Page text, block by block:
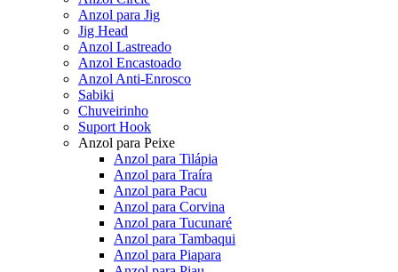
Anzol para Jig
Jig Head
Anzol Lastreado
Anzol Encastoado
Anzol Anti-Enrosco
Sabiki
Chuveirinho
Suport Hook
Anzol para Peixe
Anzol para Tilápia
Anzol para Traíra
Anzol para Pacu
Anzol para Corvina
Anzol para Tucunaré
Anzol para Tambaqui
Anzol para Piapara